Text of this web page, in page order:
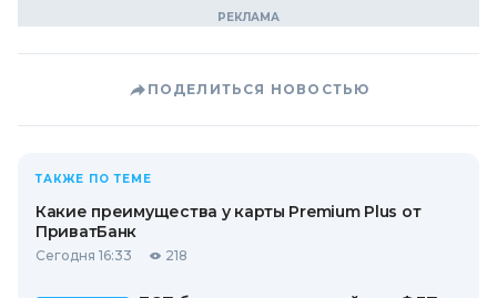
ПОДЕЛИТЬСЯ НОВОСТЬЮ
ТАКЖЕ ПО ТЕМЕ
Какие преимущества у карты Premium Plus от
ПриватБанк
Сегодня 16:33 218